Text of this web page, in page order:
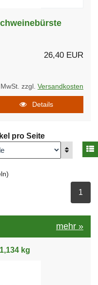
26,40 EUR
zzgl. Versandkosten
Details
pro Seite
Anzeigen
1
mehr »
kg